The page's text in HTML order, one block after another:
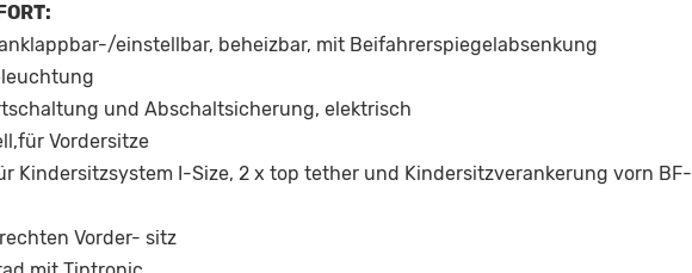
einstellbar, beheizbar, mit Beifahrerspiegelabsenkung
und Abschaltsicherung, elektrisch
Vordersitze
Kindersitzsystem I-Size, 2 x top tether und Kindersitzverankerung vorn BF-
Vorder- sitz